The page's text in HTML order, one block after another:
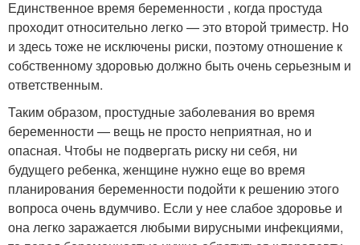
Единственное время беременности , когда простуда
проходит относительно легко — это второй триместр. Но
и здесь тоже не исключены риски, поэтому отношение к
собственному здоровью должно быть очень серьезным и
ответственным.
Таким образом, простудные заболевания во время
беременности — вещь не просто неприятная, но и
опасная. Чтобы не подвергать риску ни себя, ни
будущего ребенка, женщине нужно еще во время
планирования беременности подойти к решению этого
вопроса очень вдумчиво. Если у нее слабое здоровье и
она легко заражается любыми вирусными инфекциями,